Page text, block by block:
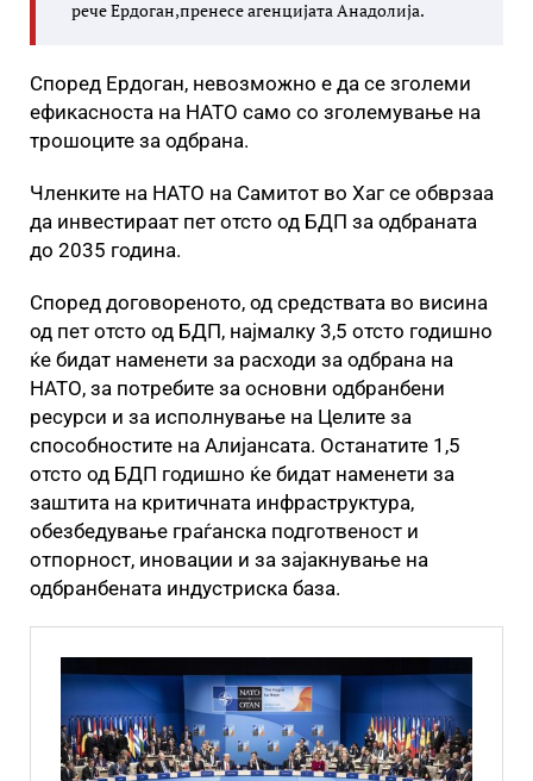
рече Ердоган,пренесе агенцијата Анадолија.
Според Ердоган, невозможно е да се зголеми
ефикасноста на НАТО само со зголемување на
трошоците за одбрана.
Членките на НАТО на Самитот во Хаг се обврзаа
да инвестираат пет отсто од БДП за одбраната
до 2035 година.
Според договореното, од средствата во висина
од пет отсто од БДП, најмалку 3,5 отсто годишно
ќе бидат наменети за расходи за одбрана на
НАТО, за потребите за основни одбранбени
ресурси и за исполнување на Целите за
способностите на Алијансата. Останатите 1,5
отсто од БДП годишно ќе бидат наменети за
заштита на критичната инфраструктура,
обезбедување граѓанска подготвеност и
отпорност, иновации и за зајакнување на
одбранбената индустриска база.